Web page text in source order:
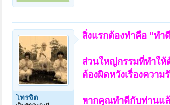
โทรจิต
สิ่งแรกต้องทำคือ "ทำ
ส่วนใหญ่กรรมที่ทำให้
ต้องผิดหวังเรื่องความ
หากคุณทำดีกับท่านแ